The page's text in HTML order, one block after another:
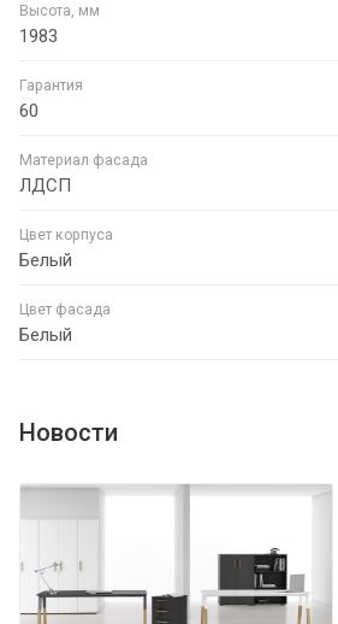
Высота, мм
1983
Гарантия
60
Материал фасада
ЛДСП
Цвет корпуса
Белый
Цвет фасада
Белый
Новости